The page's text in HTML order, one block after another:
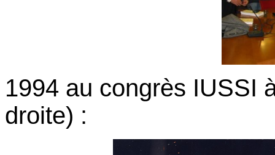
1994 au congrès IUSSI
droite) :